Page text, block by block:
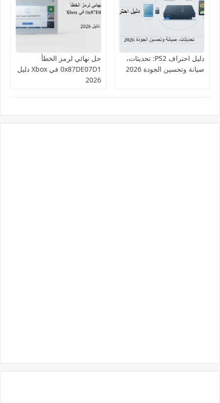
دليل احتراف PS2: تحديثات،
صيانة وتحسين الجودة 2026
حل نهائي لرمز الخطأ
0x87DE07D1 في Xbox دليل
2026